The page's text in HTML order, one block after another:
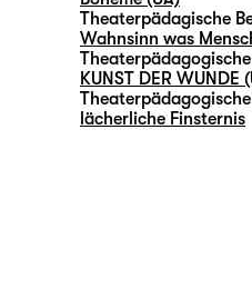
Theaterpädagische
Wahnsinn was
KUNST DER WUNDE
lächerliche Finsternis